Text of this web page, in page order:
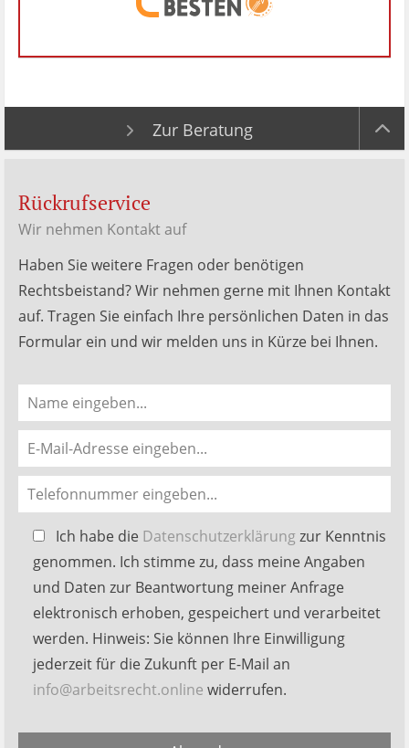
Dr. Hubert Menken
hat4.88 von5
MenkenBewertungen
Zur Beratung
Rückrufservice
Wir nehmen Kontakt auf
Haben Sie weitere Fragen oder benötigen
Rechtsbeistand? Wir nehmen gerne mit Ihnen Kontakt
auf. Tragen Sie einfach Ihre persönlichen Daten in das
Formular ein und wir melden uns in Kürze bei Ihnen.
Bitte
lasse
dieses
Feld
leer.
Ich habe die Datenschutzerklärungzur Kenntnis
genommen. Ich stimme zu, dass meine Angaben
und Daten zur Beantwortung meiner Anfrage
elektronisch erhoben, gespeichert und verarbeitet
werden. Hinweis: Sie können Ihre Einwilligung
jederzeit für die Zukunft per E-Mail an
info@arbeitsrecht.online widerrufen.